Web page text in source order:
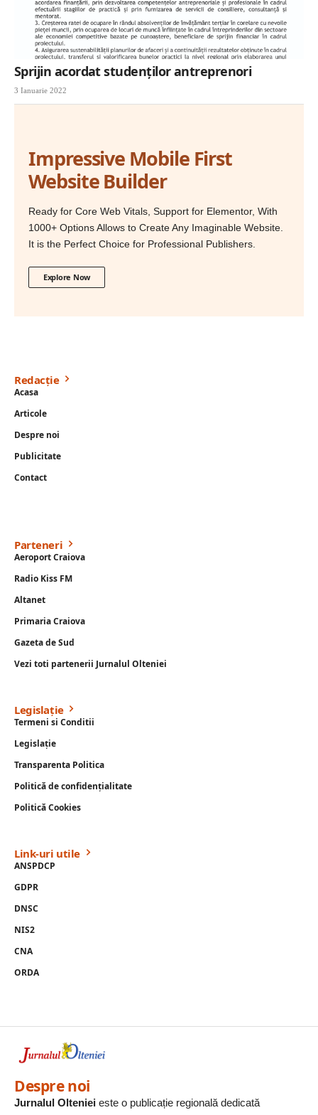
Sprijin acordat studenților antreprenori
3 Ianuarie 2022
Impressive Mobile First
Website Builder
Ready for Core Web Vitals, Support for Elementor, With
1000+ Options Allows to Create Any Imaginable Website.
It is the Perfect Choice for Professional Publishers.
Explore Now
Redacție
Acasa
Articole
Despre noi
Publicitate
Contact
Parteneri
Aeroport Craiova
Radio Kiss FM
Altanet
Primaria Craiova
Gazeta de Sud
Vezi toti partenerii Jurnalul Olteniei
Legislație
Termeni si Conditii
Legislație
Transparenta Politica
Politică de confidențialitate
Politică Cookies
Link-uri utile
ANSPDCP
GDPR
DNSC
NIS2
CNA
ORDA
Despre noi
Jurnalul Olteniei este o publicație regională dedicată